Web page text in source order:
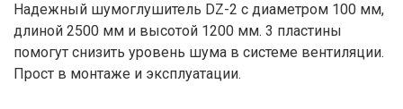
Надежный шумоглушитель DZ-2 с диаметром 100 мм,
длиной 2500 мм и высотой 1200 мм. 3 пластины
помогут снизить уровень шума в системе вентиляции.
Прост в монтаже и эксплуатации.